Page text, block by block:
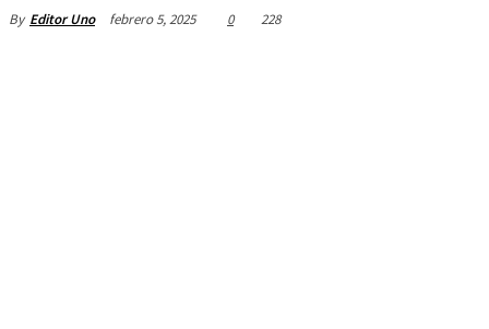
By Editor Uno febrero 5, 2025 0 228